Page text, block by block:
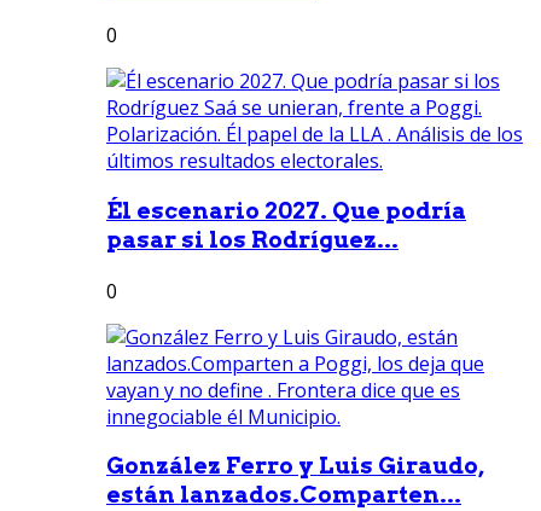
0
Él escenario 2027. Que podría
pasar si los Rodríguez...
0
González Ferro y Luis Giraudo,
están lanzados.Comparten...